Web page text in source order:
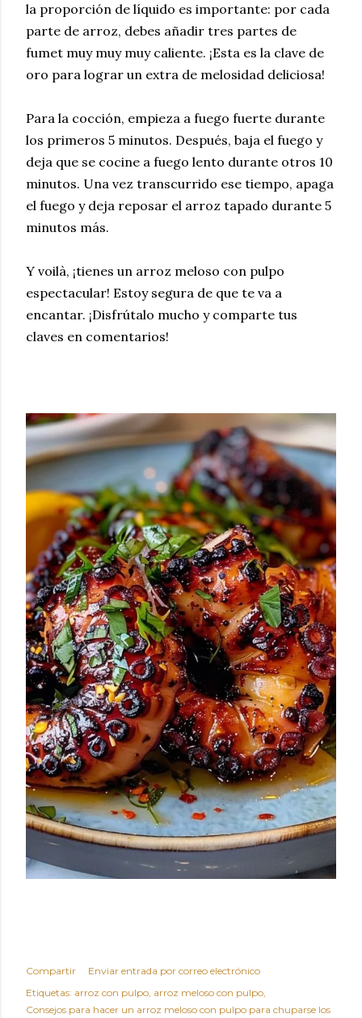
la proporción de líquido es importante: por cada
parte de arroz, debes añadir tres partes de
fumet muy muy muy caliente. ¡Esta es la clave de
oro para lograr un extra de melosidad deliciosa!
Para la cocción, empieza a fuego fuerte durante
los primeros 5 minutos. Después, baja el fuego y
deja que se cocine a fuego lento durante otros 10
minutos. Una vez transcurrido ese tiempo, apaga
el fuego y deja reposar el arroz tapado durante 5
minutos más.
Y voilà, ¡tienes un arroz meloso con pulpo
espectacular! Estoy segura de que te va a
encantar. ¡Disfrútalo mucho y comparte tus
claves en comentarios!
Compartir
Enviar entrada por correo electrónico
Etiquetas: arroz con pulpo arroz meloso con pulpo
Consejos para hacer un arroz meloso con pulpo para chuparse los